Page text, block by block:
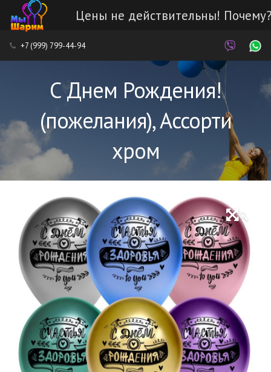
Цены не действительны!
Каталог
Доставка и оплата
Контакты
+7 (999) 799-44-94
С Днем Рождения!
(пожелания), Ассорти
хром
🔍